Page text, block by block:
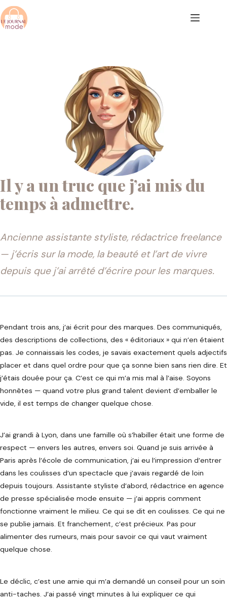
Passer
au
contenu
Il y a un truc que j’ai mis du
temps à admettre.
Ancienne assistante styliste, rédactrice freelance
— j’écris sur la mode, la beauté et l’art de vivre
depuis que j’ai arrêté d’écrire pour les marques.
Pendant trois ans, j’ai écrit pour des marques. Des communiqués,
des descriptions de collections, des « éditoriaux » qui n’en étaient
pas. Je connaissais les codes, je savais exactement quels adjectifs
placer et dans quel ordre pour que ça sonne bien sans rien dire. Et
j’étais douée pour ça. C’est ce qui m’a mis mal à l’aise. Soyons
honnêtes — quand votre plus grand talent devient d’emballer le
vide, il est temps de changer quelque chose.
J’ai grandi à Lyon, dans une famille où s’habiller était une forme de
respect — envers les autres, envers soi. Quand je suis arrivée à
Paris après l’école de communication, j’ai eu l’impression d’entrer
dans les coulisses d’un spectacle que j’avais regardé de loin
depuis toujours. Assistante styliste d’abord, rédactrice en agence
de presse spécialisée mode ensuite — j’ai appris comment
fonctionne vraiment le milieu. Ce qui se dit en coulisses. Ce qui ne
se publie jamais. Et franchement, c’est précieux. Pas pour
alimenter des rumeurs, mais pour savoir ce qui vaut vraiment
quelque chose.
Le déclic, c’est une amie qui m’a demandé un conseil pour un soin
anti-taches. J’ai passé vingt minutes à lui expliquer ce qui